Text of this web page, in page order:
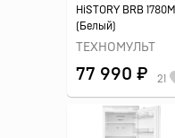
HiSTORY BRB 1780M
(Белый)
ТЕХНОМУЛЬТ
77 990 ₽ 21